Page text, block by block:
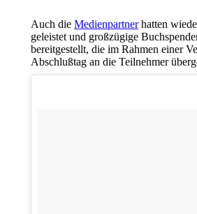
Auch die Medienpartnerhatten
geleistet und großzügige
bereitgestellt, die im Rahmen einer
Abschlußtag an die Teilnehmer